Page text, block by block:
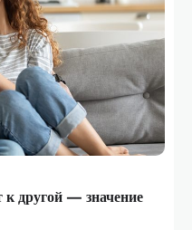
к другой — значение